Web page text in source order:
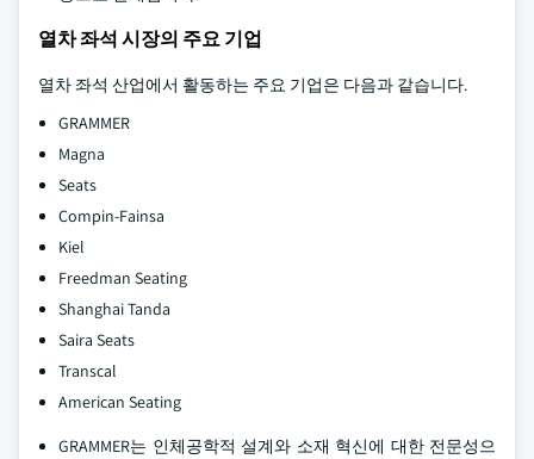
열차 좌석 시장의 주요 기업
열차 좌석 산업에서 활동하는 주요 기업은 다음과 같습니다.
GRAMMER
Magna
Seats
Compin-Fainsa
Kiel
Freedman Seating
Shanghai Tanda
Saira Seats
Transcal
American Seating
GRAMMER는 인체공학적 설계와 소재 혁신에 대한 전문성으